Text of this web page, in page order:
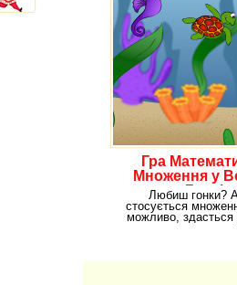
Гра
Множення у
Гонці
Любиш гонки?
стосується
можливо, здасться